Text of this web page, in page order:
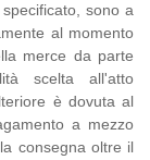
sono a
al momento
merce da parte
scelta all'atto
è dovuta al
a mezzo
consegna oltre il